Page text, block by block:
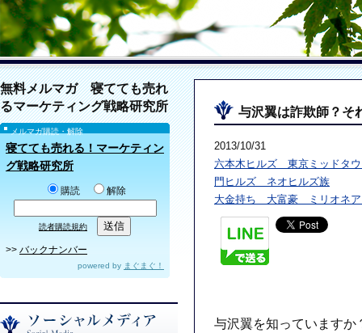
無料メルマガ 寝てても売れ
るマーケティング戦略研究所
メルマガ購読・解除
寝てても売れる！マーケティン
グ戦略研究所
購読 解除
読者購読規約
>> バックナンバー
powered by まぐまぐ！
与沢翼は詐欺師？そ
2013/10/31
六本木ヒルズ 東京ミッドタ
門ヒルズ ネオヒルズ族
大金持ち 大富豪 ミリオネ
与沢翼を知っていますか